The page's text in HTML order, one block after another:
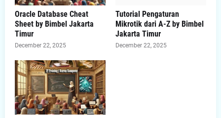
Oracle Database Cheat
Sheet by Bimbel Jakarta
Timur
December 22, 2025
Tutorial Pengaturan
Mikrotik dari A-Z by Bimbel
Jakarta Timur
December 22, 2025